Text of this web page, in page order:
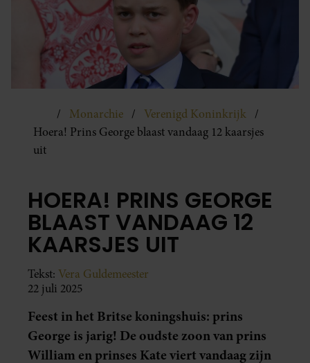
Monarchie
Verenigd Koninkrijk
Hoera! Prins George blaast vandaag 12 kaarsjes
uit
HOERA! PRINS GEORGE
BLAAST VANDAAG 12
KAARSJES UIT
Tekst: Vera Guldemeester
22 juli 2025
Feest in het Britse koningshuis: prins
George is jarig! De oudste zoon van prins
William en prinses Kate viert vandaag zijn